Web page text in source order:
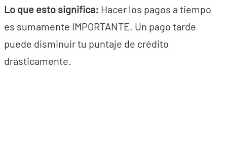
Lo que esto significa: Hacer los pagos a tiempo
es sumamente IMPORTANTE. Un pago tarde
puede disminuir tu puntaje de crédito
drásticamente.